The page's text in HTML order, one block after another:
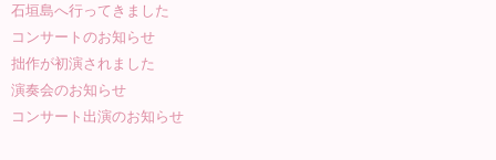
石垣島へ行ってきました
コンサートのお知らせ
拙作が初演されました
演奏会のお知らせ
コンサート出演のお知らせ